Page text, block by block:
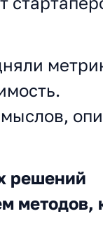
решений
методов,